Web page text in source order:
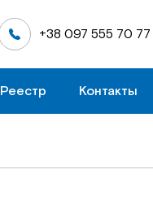
+38 097 555 70 77
Реестр Контакты